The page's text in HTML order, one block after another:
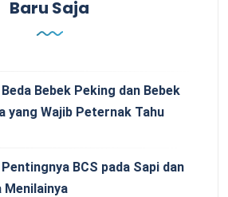
Baru Saja
Beda Bebek Peking dan Bebek
yang Wajib Peternak Tahu
Pentingnya BCS pada Sapi dan
Menilainya